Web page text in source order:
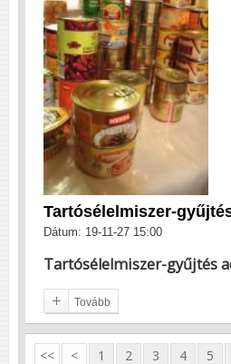
Tartósélelmiszer-
Dátum: 19-11-27 15:00
Tartósélelmiszer-gyűjtés
Tovább
<< < 1 2 3 4 5